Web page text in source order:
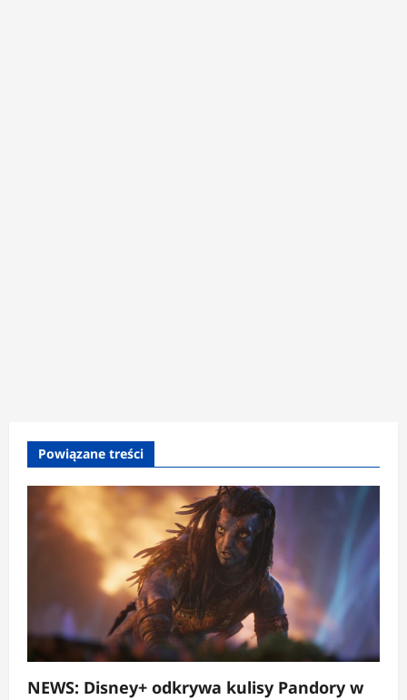
Powiązane treści
NEWS: Disney+ odkrywa kulisy Pandory w